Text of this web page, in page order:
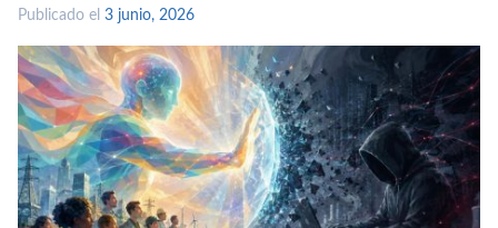
Publicado el 3 junio, 2026